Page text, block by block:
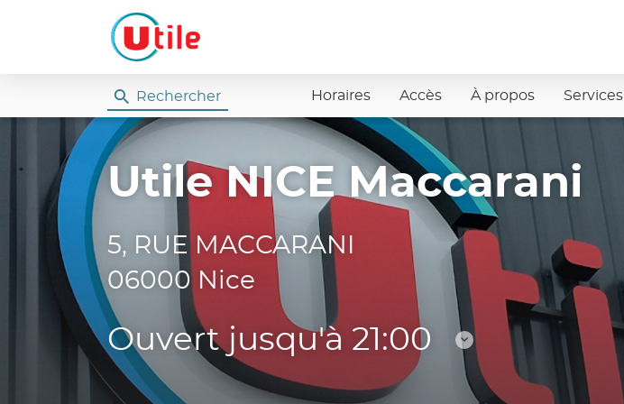
Rechercher Horaires Accès À propos Services
Utile NICE Maccarani
5, RUE MACCARANI
06000 Nice
Ouvert jusqu'à 21:00
Consulter
les
horaires